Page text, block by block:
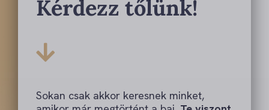
Kérdezz tőlünk!
Sokan csak akkor keresnek minket,